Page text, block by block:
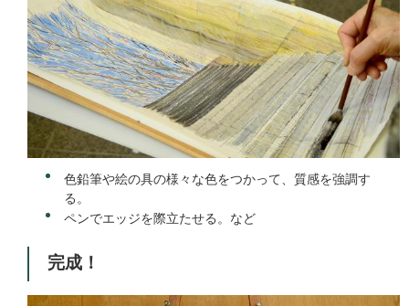
色鉛筆や絵の具の様々な色をつかって、質感を強調す
る。
ペンでエッジを際立たせる。など
完成！